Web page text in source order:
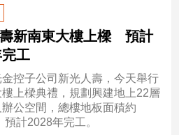
新南東大樓上樑 預計
工
控子公司新光人壽，今天舉行
上樑典禮，規劃興建地上22層
公空間，總樓地板面積約
預計2028年完工。